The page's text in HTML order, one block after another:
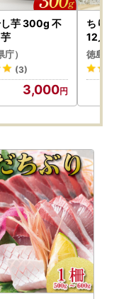
芋 300g 不
）
(3)
3,000
ちり
12月
徳島